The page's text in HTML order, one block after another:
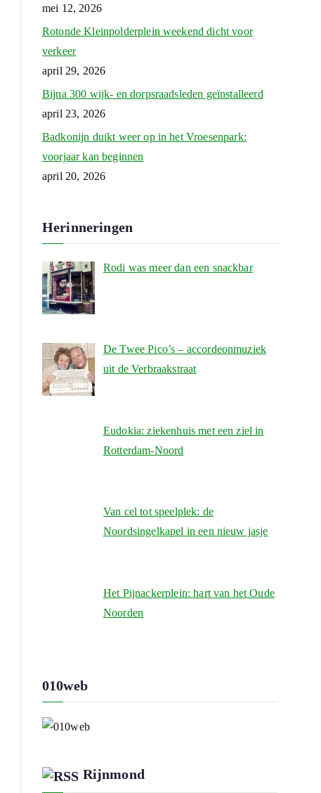
mei 12, 2026
Rotonde Kleinpolderplein weekend dicht voor
verkeer
april 29, 2026
Bijna 300 wijk- en dorpsraadsleden geïnstalleerd
april 23, 2026
Badkonijn duikt weer op in het Vroesenpark:
voorjaar kan beginnen
april 20, 2026
Herinneringen
Rodi was meer dan een snackbar
De Twee Pico’s – accordeonmuziek
uit de Verbraakstraat
Eudokia: ziekenhuis met een ziel in
Rotterdam-Noord
Van cel tot speelplek: de
Noordsingelkapel in een nieuw jasje
Het Pijnackerplein: hart van het Oude
Noorden
010web
Rijnmond